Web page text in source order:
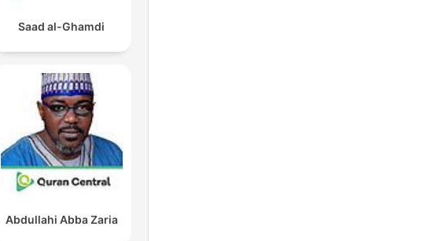
Saad al-Ghamdi
Abdullahi Abba Zaria